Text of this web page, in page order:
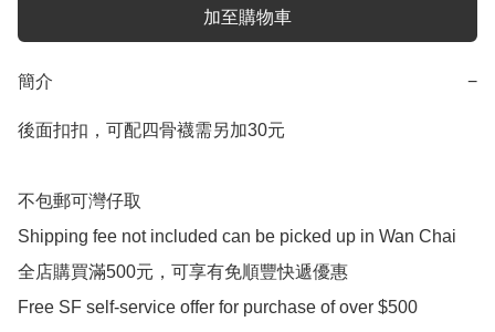
加至購物車
簡介 −
後面扣扣，可配四骨襪需另加30元
不包郵可灣仔取
Shipping fee not included can be picked up in Wan Chai
全店購買滿500元，可享有免順豐快遞優惠
Free SF self-service offer for purchase of over $500